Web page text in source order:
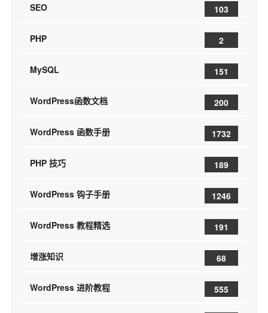
SEO 103
PHP 2
MySQL 151
WordPress函数文档 200
WordPress 函数手册 1732
PHP 技巧 189
WordPress 钩子手册 1246
WordPress 教程精选 191
增涨知识 68
WordPress 进阶教程 555